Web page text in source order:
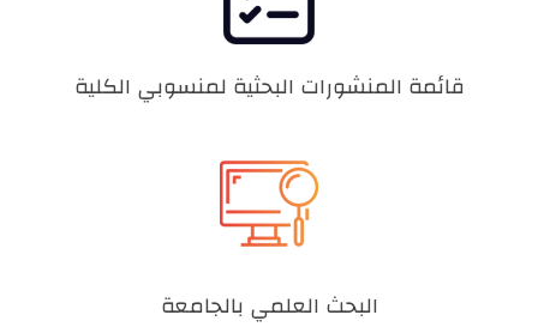
قائمة المنشورات البحثية لمنسوبي الكلية
البحث العلمي بالجامعة